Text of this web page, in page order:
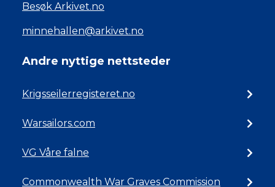
Besøk Arkivet.no
minnehallen@arkivet.no
Andre nyttige nettsteder
Krigsseilerregisteret.no
Warsailors.com
VG Våre falne
Commonwealth War Graves Commission